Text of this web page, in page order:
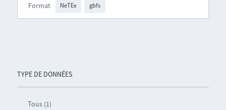
TYPE DE DONNÉES
Tous (1)
Format NeTEx gbfs